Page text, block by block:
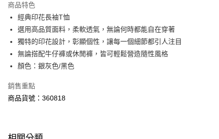
購買商品的店家。未經商家同意取消之訂單仍視為有效，需透過AFTEE先享
後付繳納相關費用。
※ 交易是否成功請以「AFTEE先享後付 」之結帳頁面顯示為準，若有關於
是否繳費成功／繳費後需取消欲退款等相關疑問，請聯繫「AFTEE先享後付
客戶支援中心」https://netprotections.freshdesk.com/support/home
１．透過由恩沛科技股份有限公司提供之「AFTEE先享後付」服務完成之交
權轉讓予恩沛科技股份有限公司。
２．關於個人資料處理事宜，請瀏覽以下網址：
免運費
付款後萊爾富取貨
免運費
7-11取貨付款
免運費
付款後7-11取貨
免運費
免運費
商品特色
經典印花長袖T恤
選用高品質面料，柔軟透氣，無論何時都能自在穿著
獨特的印花設計，彰顯個性，讓每一個細節都引人注目
無論搭配牛仔褲或休閒褲，皆可輕鬆營造隨性風格
顏色：銀灰色/黑色
銷售重點
商品貨號：360818